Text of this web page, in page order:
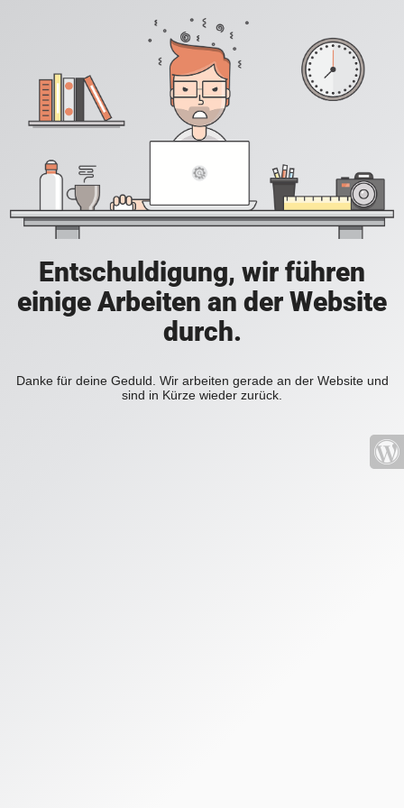
Entschuldigung, wir führen
einige Arbeiten an der Website
durch.
Danke für deine Geduld. Wir arbeiten gerade an der Website und
sind in Kürze wieder zurück.